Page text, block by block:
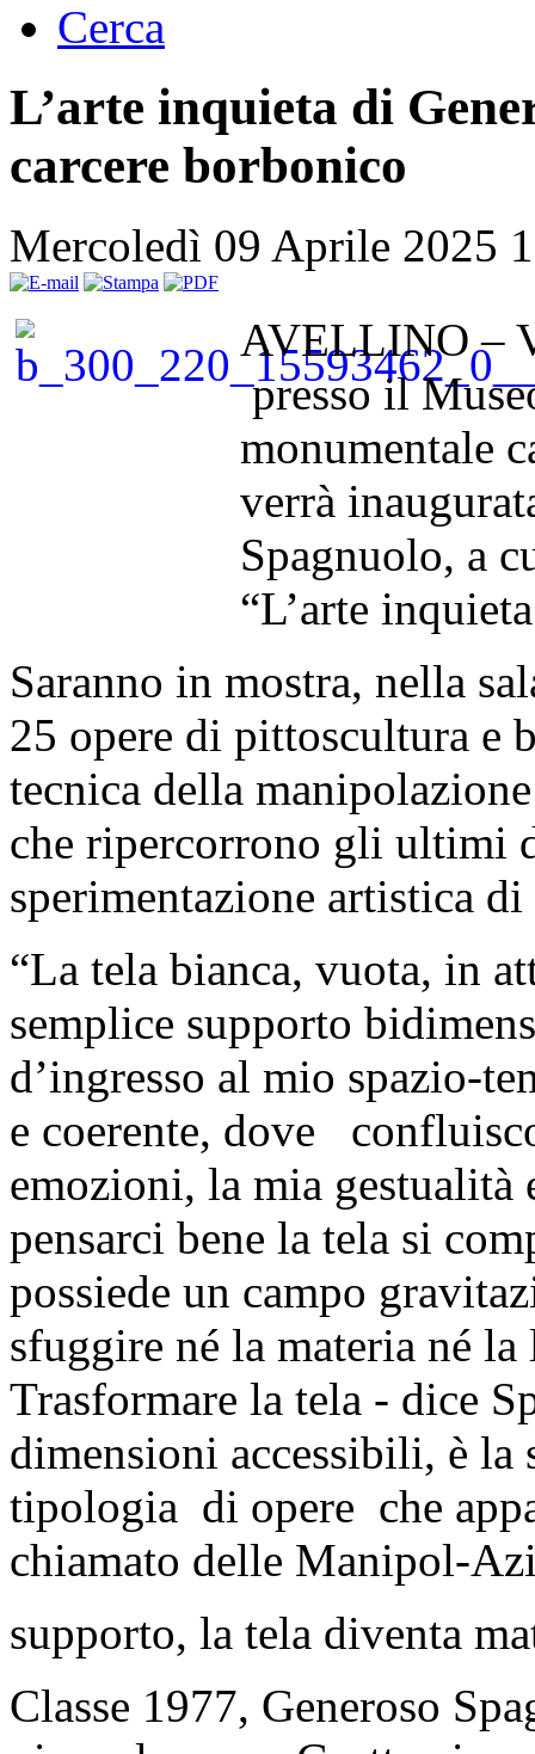
Cerca
L’arte inquieta di
carcere borbonico
Mercoledì 09 Aprile 2025
AVELLINO –
presso il
monumentale
verrà
Spagnuolo, a
“L’arte
Saranno in mostra, nella
25 opere di pittoscultura e
tecnica della
che ripercorrono gli ultimi
sperimentazione artistica
“La tela bianca, vuota, in
semplice supporto
d’ingresso al mio spazio-
e coerente, dove
emozioni, la mia gestualità
pensarci bene la tela si
possiede un campo
sfuggire né la materia né
Trasformare la tela - dice
dimensioni accessibili, è
tipologia di opere che
chiamato delle Manipol-
supporto, la tela diventa
Classe 1977, Generoso